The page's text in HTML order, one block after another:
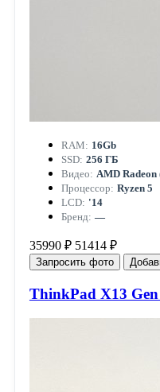
RAM: 16Gb
SSD: 256 ГБ
Видео: AMD
Процессор: Ryzen 5
LCD: '14
Бренд: —
35990 ₽ 51414 ₽
Запросить фото
ThinkPad X13 Gen